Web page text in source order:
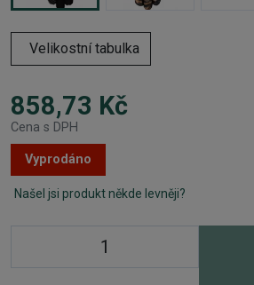
Velikostní tabulka
858,73 Kč
Cena s DPH
Vyprodáno
Našel jsi produkt někde levněji?